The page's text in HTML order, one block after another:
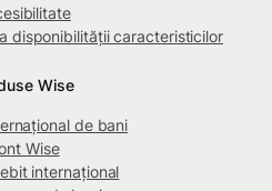
disponibilității caracteristicilor
Wise
de bani
Wise
internațional